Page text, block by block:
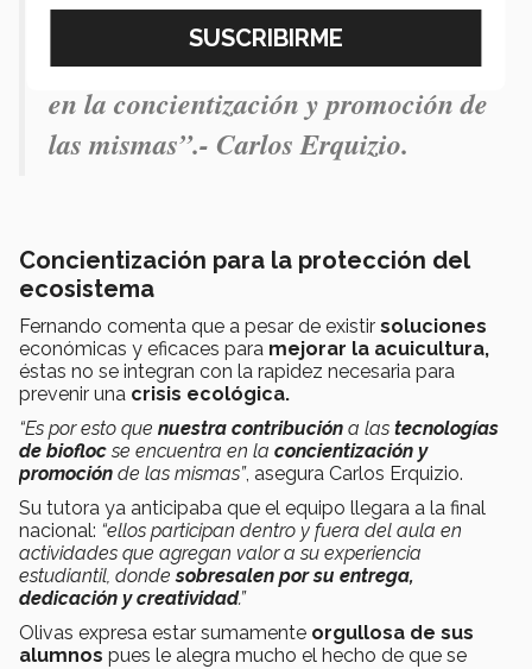
“Nuestra contribución a las
tecnologías de biofloc se encuentra
en la concientización y promoción de
las mismas”.- Carlos Erquizio.
Concientización para la protección del
ecosistema
Fernando comenta que a pesar de existir soluciones
económicas y eficaces para mejorar la acuicultura,
éstas no se integran con la rapidez necesaria para
prevenir una crisis ecológica.
“Es por esto que nuestra contribución a las tecnologías
de bioflocse encuentra en la concientización y
promoción de las mismas”, asegura Carlos Erquizio.
Su tutora ya anticipaba que el equipo llegara a la final
nacional: “ellos participan dentro y fuera del aula en
actividades que agregan valor a su experiencia
estudiantil, dondesobresalen por su entrega,
dedicación y creatividad.”
Olivas expresa estar sumamente orgullosa de sus
alumnos pues le alegra mucho el hecho de que se